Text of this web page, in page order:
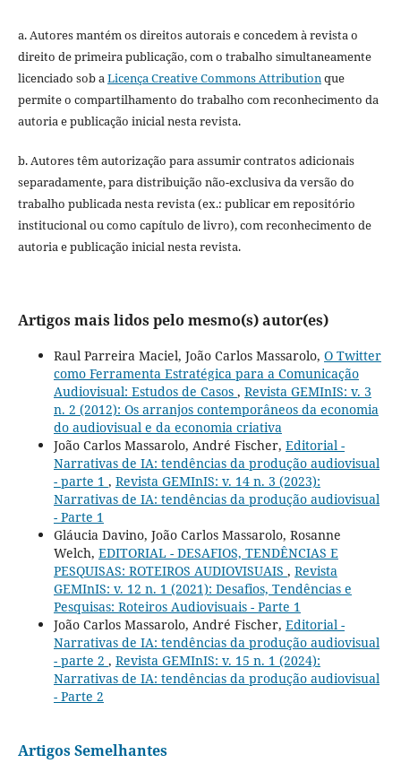
a. Autores mantém os direitos autorais e concedem à revista o
direito de primeira publicação, com o trabalho simultaneamente
licenciado sob aLicença Creative Commons Attributionque
permite o compartilhamento do trabalho com reconhecimento da
autoria e publicação inicial nesta revista.
b. Autores têm autorização para assumir contratos adicionais
separadamente, para distribuição não-exclusiva da versão do
trabalho publicada nesta revista (ex.: publicar em repositório
institucional ou como capítulo de livro), com reconhecimento de
autoria e publicação inicial nesta revista.
Artigos mais lidos pelo mesmo(s) autor(es)
Raul Parreira Maciel, João Carlos Massarolo, O Twitter
como Ferramenta Estratégica para a Comunicação
Audiovisual: Estudos de Casos , Revista GEMInIS: v. 3
n. 2 (2012): Os arranjos contemporâneos da economia
do audiovisual e da economia criativa
João Carlos Massarolo, André Fischer, Editorial -
Narrativas de IA: tendências da produção audiovisual
- parte 1 , Revista GEMInIS: v. 14 n. 3 (2023):
Narrativas de IA: tendências da produção audiovisual
- Parte 1
Gláucia Davino, João Carlos Massarolo, Rosanne
Welch, EDITORIAL - DESAFIOS, TENDÊNCIAS E
PESQUISAS: ROTEIROS AUDIOVISUAIS , Revista
GEMInIS: v. 12 n. 1 (2021): Desafios, Tendências e
Pesquisas: Roteiros Audiovisuais - Parte 1
João Carlos Massarolo, André Fischer, Editorial -
Narrativas de IA: tendências da produção audiovisual
- parte 2 , Revista GEMInIS: v. 15 n. 1 (2024):
Narrativas de IA: tendências da produção audiovisual
- Parte 2
Artigos Semelhantes